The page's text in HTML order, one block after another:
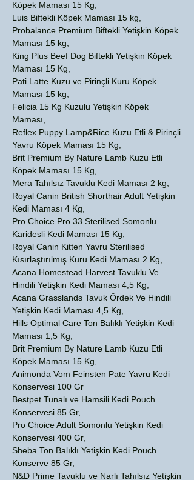
Köpek Maması 15 Kg,
Luis Biftekli Köpek Maması 15 kg,
Probalance Premium Biftekli Yetişkin Köpek
Maması 15 kg,
King Plus Beef Dog Biftekli Yetişkin Köpek
Maması 15 Kg,
Pati Latte Kuzu ve Pirinçli Kuru Köpek
Maması 15 kg,
Felicia 15 Kg Kuzulu Yetişkin Köpek
Maması,
Reflex Puppy Lamp&Rice Kuzu Etli & Pirinçli
Yavru Köpek Maması 15 Kg,
Brit Premium By Nature Lamb Kuzu Etli
Köpek Maması 15 Kg,
Mera Tahılsız Tavuklu Kedi Maması 2 kg,
Royal Canin British Shorthair Adult Yetişkin
Kedi Maması 4 Kg,
Pro Choice Pro 33 Sterilised Somonlu
Karidesli Kedi Maması 15 Kg,
Royal Canin Kitten Yavru Sterilised
Kısırlaştırılmış Kuru Kedi Maması 2 Kg,
Acana Homestead Harvest Tavuklu Ve
Hindili Yetişkin Kedi Maması 4,5 Kg,
Acana Grasslands Tavuk Ördek Ve Hindili
Yetişkin Kedi Maması 4,5 Kg,
Hills Optimal Care Ton Balıklı Yetişkin Kedi
Maması 1,5 Kg,
Brit Premium By Nature Lamb Kuzu Etli
Köpek Maması 15 Kg,
Animonda Vom Feinsten Pate Yavru Kedi
Konservesi 100 Gr
Bestpet Tunalı ve Hamsili Kedi Pouch
Konservesi 85 Gr,
Pro Choice Adult Somonlu Yetişkin Kedi
Konservesi 400 Gr,
Sheba Ton Balıklı Yetişkin Kedi Pouch
Konserve 85 Gr,
N&D Prime Tavuklu ve Narlı Tahılsız Yetişkin